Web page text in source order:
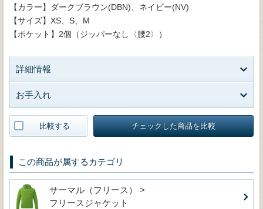
【カラー】ダークブラウン(DBN)、ネイビー(NV)
【サイズ】XS、S、M
【ポケット】2個（ジッパーなし〈腰2〉）
詳細情報
お手入れ
比較する チェックした商品を比較
この商品が属するカテゴリ
サーマル（フリース） >
フリースジャケット